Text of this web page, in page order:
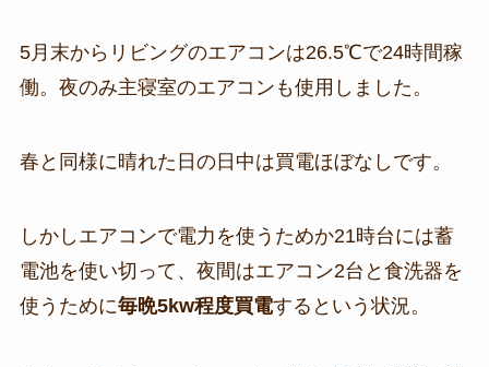
5月末からリビングのエアコンは26.5℃で24時間稼
働。夜のみ主寝室のエアコンも使用しました。
春と同様に晴れた日の日中は買電ほぼなしです。
しかしエアコンで電力を使うためか21時台には蓄
電池を使い切って、夜間はエアコン2台と食洗器を
使うために毎晩5kw程度買電するという状況。